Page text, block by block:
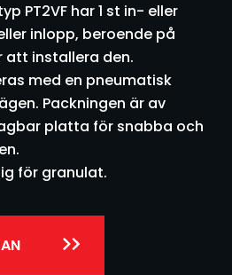
PT2VF har 1 st in- eller
inlopp, beroende på
att installera den.
med en pneumatisk
Packningen är av
platta för snabba och
för granulat.